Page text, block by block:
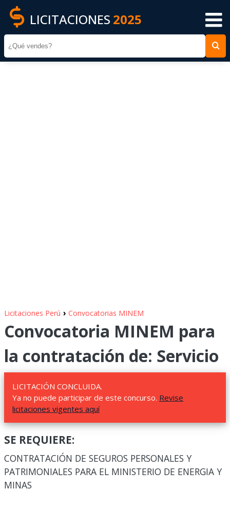
LICITACIONES 2025
Licitaciones Perú › Convocatorias MINEM
Convocatoria MINEM para
la contratación de: Servicio
LICITACIÓN CONCLUIDA.
Ya no puede participar de este concurso. Revise
licitaciones vigentes aquí
SE REQUIERE:
CONTRATACIÓN DE SEGUROS PERSONALES Y
PATRIMONIALES PARA EL MINISTERIO DE ENERGIA Y
MINAS